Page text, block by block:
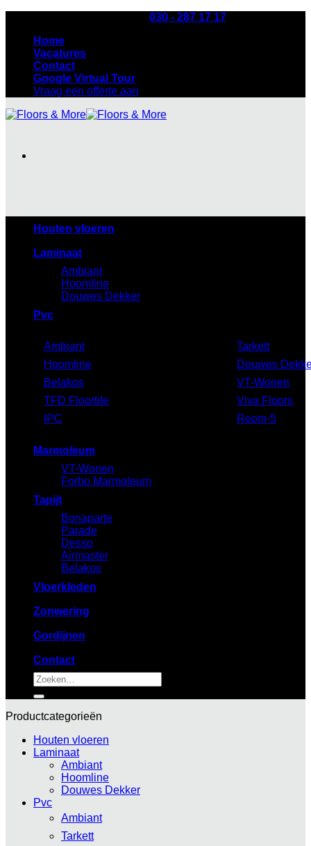
inhoud
030 - 287 17 17
Home
Vacatures
Contact
Google Virtual Tour
Vraag een offerte aan
Houten vloeren
Laminaat
Ambiant
Hoomline
Douwes Dekker
Pvc
Ambiant
Tarkett
Hoomline
Douwes
Belakos
VT-Wonen
TFD Floortile
Viva Floors
IPC
Room-5
Marmoleum
VT-Wonen
Forbo Marmoleum
Tapijt
Bonaparte
Parade
Desso
Airmaster
Belakos
Vloerkleden
Zonwering
Gordijnen
Contact
Zoeken
naar:
Productcategorieën
Houten vloeren
Laminaat
Ambiant
Hoomline
Douwes Dekker
Pvc
Ambiant
Tarkett